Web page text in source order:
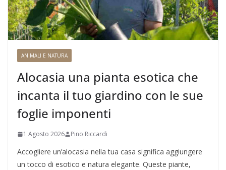
ANIMALI E NATURA
Alocasia una pianta esotica che
incanta il tuo giardino con le sue
foglie imponenti
1 Agosto 2026 Pino Riccardi
Accogliere un’alocasia nella tua casa significa aggiungere
un tocco di esotico e natura elegante. Queste piante,